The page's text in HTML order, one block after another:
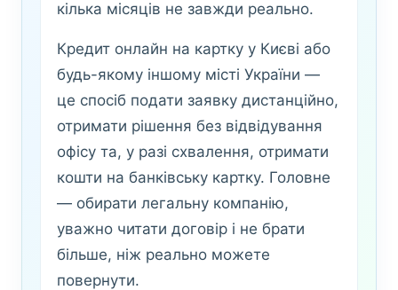
кілька місяців не завжди реально.
Кредит онлайн на картку у Києві або
будь-якому іншому місті України —
це спосіб подати заявку дистанційно,
отримати рішення без відвідування
офісу та, у разі схвалення, отримати
кошти на банківську картку. Головне
— обирати легальну компанію,
уважно читати договір і не брати
більше, ніж реально можете
повернути.